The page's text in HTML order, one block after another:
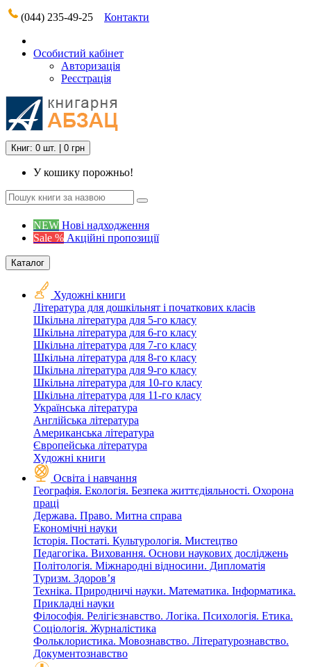
(044) 235-49-25 Контакти
Особистий кабінет
Авторизація
Реєстрація
Книг: 0 шт. | 0 грн
У кошику порожньо!
NEW Нові надходження
Sale % Акційні пропозиції
Каталог
Художні книги
Література для дошкільнят і початкових класів
Шкільна література для 5-го класу
Шкільна література для 6-го класу
Шкільна література для 7-го класу
Шкільна література для 8-го класу
Шкільна література для 9-го класу
Шкільна література для 10-го класу
Шкільна література для 11-го класу
Українська література
Англійська література
Американська література
Європейська література
Художні книги
Освіта і навчання
Географія. Екологія. Безпека життєдіяльності. Охорона
праці
Держава. Право. Митна справа
Економічні науки
Історія. Постаті. Культурологія. Мистецтво
Педагогіка. Виховання. Основи наукових досліджень
Політологія. Міжнародні відносини. Дипломатія
Туризм. Здоров’я
Техніка. Природничі науки. Математика. Інформатика.
Прикладні науки
Філософія. Релігієзнавство. Логіка. Психологія. Етика.
Соціологія. Журналістика
Фольклористика. Мовознавство. Літературознавство.
Документознавство